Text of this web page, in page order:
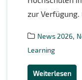
zur Verfügung.
News 2026,
Learning
Weiterlesen